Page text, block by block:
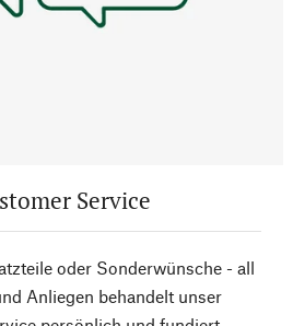
Service
oder Sonderwünsche - all
Anliegen behandelt unser